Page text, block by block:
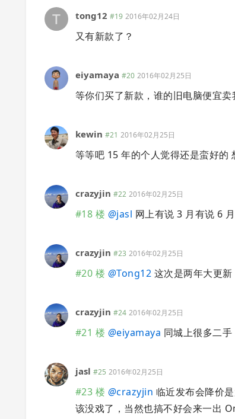
tong12 #19 2016年02月24日
又有新款了？
eiyamaya #20 2016年02月25日
等你们买了新款，谁的旧电脑便宜卖
kewin #21 2016年02月25日
等等吧 15 年的个人觉得还是蛮好
crazyjin #22 2016年02月25日
#18 楼 @jasl 网上有说 3 月有说 6
crazyjin #23 2016年02月25日
#20 楼 @Tong12 这次是两年大更新
crazyjin #24 2016年02月25日
#21 楼 @eiyamaya 同城上很多二
jasl #25 2016年02月25日
#23 楼 @crazyjin 临近发布会降价
该没戏了，当然也搞不好会来一出